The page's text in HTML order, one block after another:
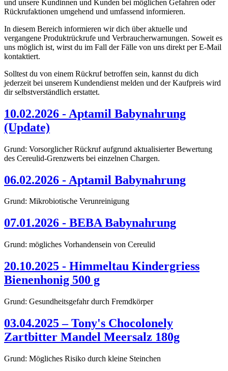
und unsere Kundinnen und Kunden bei möglichen Gefahren oder
Rückrufaktionen umgehend und umfassend informieren.
In diesem Bereich informieren wir dich über aktuelle und
vergangene Produktrückrufe und Verbraucherwarnungen. Soweit es
uns möglich ist, wirst du im Fall der Fälle von uns direkt per E-Mail
kontaktiert.
Solltest du von einem Rückruf betroffen sein, kannst du dich
jederzeit bei unserem Kundendienst melden und der Kaufpreis wird
dir selbstverständlich erstattet.
10.02.2026 - Aptamil Babynahrung
(Update)
Grund: Vorsorglicher Rückruf aufgrund aktualisierter Bewertung
des Cereulid-Grenzwerts bei einzelnen Chargen.
06.02.2026 - Aptamil Babynahrung
Grund: Mikrobiotische Verunreinigung
07.01.2026 - BEBA Babynahrung
Grund: mögliches Vorhandensein von Cereulid
20.10.2025 - Himmeltau Kindergriess
Bienenhonig 500 g
Grund: Gesundheitsgefahr durch Fremdkörper
03.04.2025 – Tony's Chocolonely
Zartbitter Mandel Meersalz 180g
Grund: Mögliches Risiko durch kleine Steinchen